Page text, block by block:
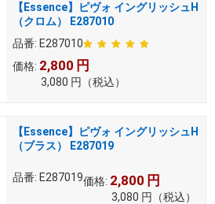
【Essence】ピヴォ イングリッシュH
（クロム） E287010
品番: E287010
価格: 2,800 円
3,080 円 （税込）
【Essence】ピヴォ イングリッシュH
（ブラス） E287019
品番: E287019価格: 2,800 円
3,080 円 （税込）